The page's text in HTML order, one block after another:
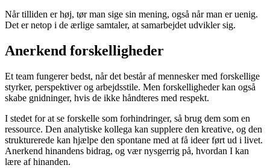
Når tilliden er høj, tør man sige sin mening, også når man er uenig.
Det er netop i de ærlige samtaler, at samarbejdet udvikler sig.
Anerkend forskelligheder
Et team fungerer bedst, når det består af mennesker med forskellige
styrker, perspektiver og arbejdsstile. Men forskelligheder kan også
skabe gnidninger, hvis de ikke håndteres med respekt.
I stedet for at se forskelle som forhindringer, så brug dem som en
ressource. Den analytiske kollega kan supplere den kreative, og den
strukturerede kan hjælpe den spontane med at få ideer ført ud i livet.
Anerkend hinandens bidrag, og vær nysgerrig på, hvordan I kan
lære af hinanden.